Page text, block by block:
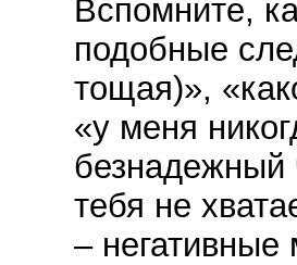
Вспомните,
подобные
тощая)»,
«у меня
безнадежный
тебя не
–